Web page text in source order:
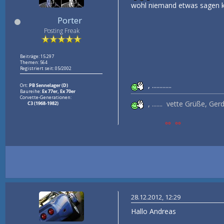
Porter
Posting Freak
Beiträge: 15.297
Themen: 564
Registriert seit: 05/2002
Ort:PB Sennelager (D)
Baureihe:Ex 77er, Ex 70er
Corvette-Generationen:
C3 (1968-1982)
wohl niemand etwas sagen
, .............
, ....... vette Grüße, Gerd
°° °°
28.12.2012, 12:29
Hallo Andreas